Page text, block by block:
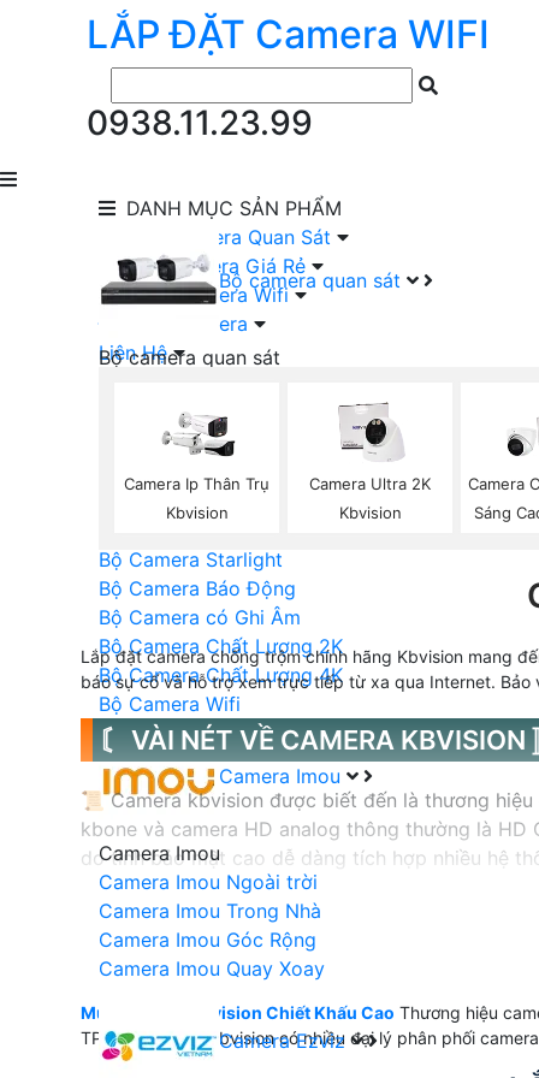
LẮP ĐẶT Camera WIFI
0938.11.23.99
DANH MỤC SẢN PHẨM
Bộ camera quan sát
Bộ camera quan sát
Camera KBVISION Trọn Bộ
Camera DAHUA Trọn Bộ
Camera giá Rẻ Trọn Bộ
Bộ Camera Nên Dùng
Bộ Camera Starlight
Bộ Camera Báo Động
Bộ Camera có Ghi Âm
Bộ Camera Chất Lượng 2K
Bộ Camera Chất Lượng 4K
Bộ Camera Wifi
Camera Imou
Camera Imou
Camera Imou Ngoài trời
Camera Imou Trong Nhà
Camera Imou Góc Rộng
Camera Imou Quay Xoay
Camera Ezviz
lắp Đặt Camera Quan Sát
Lắp Bộ Camera Giá Rẻ
Lắp Đặt Camera Wifi
Đầu Ghi Camera
Liên Hệ
Camera Ip Thân Trụ
Kbvision
Camera Ultra 2K
Kbvision
Camera
Sáng
Lắp đặt camera chống trộm chính hãng Kbvision mang
báo sự cố và hỗ trợ xem trực tiếp từ xa qua Internet.
〘 VÀI NÉT VỀ CAMERA KBVISION
📜 Camera kbvision được biết đến là thương
kbone và camera HD analog thông thường là
do tính bảo mật cao dễ dàng tích hợp nhiều hệ
💫 Camera Kbvision Sản Xuất Ở Đâu
₨ Giá Camera Kbvision Như Thế Nào
☀ Trụ sở chính hãng camera kbvision
Mua Camera Kbvision Chiết Khấu Cao Thương hiệu
TPHCM camera kbvision có nhiều đại lý phân phối